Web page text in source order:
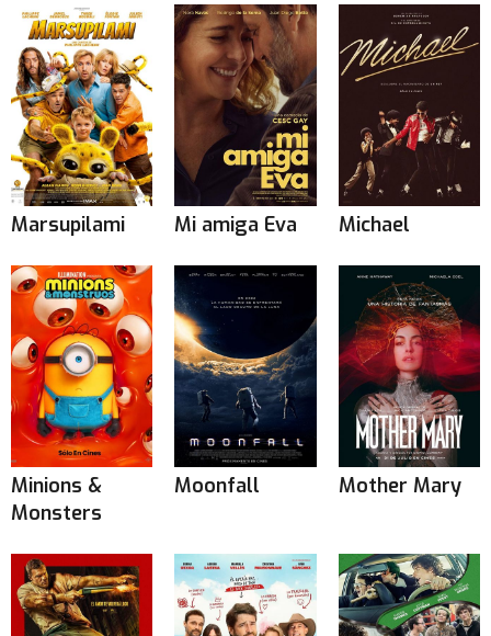
Marsupilami Mi amiga Eva Michael
Minions &
Monsters
Moonfall Mother Mary